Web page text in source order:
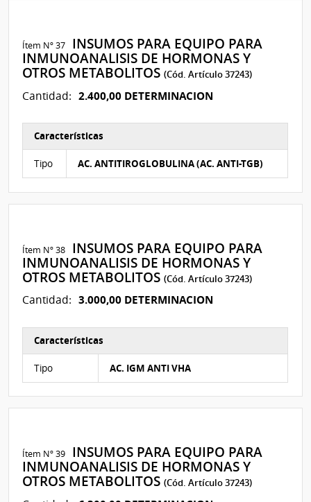
Ítem Nº 37
INSUMOS PARA EQUIPO PARA
INMUNOANALISIS DE HORMONAS Y
OTROS METABOLITOS(Cód. Artículo 37243)
Cantidad: 2.400,00 DETERMINACION
Características
Tipo AC. ANTITIROGLOBULINA (AC. ANTI-TGB)
Ítem Nº 38
INSUMOS PARA EQUIPO PARA
INMUNOANALISIS DE HORMONAS Y
OTROS METABOLITOS(Cód. Artículo 37243)
Cantidad: 3.000,00 DETERMINACION
Características
Tipo AC. IGM ANTI VHA
Ítem Nº 39
INSUMOS PARA EQUIPO PARA
INMUNOANALISIS DE HORMONAS Y
OTROS METABOLITOS(Cód. Artículo 37243)